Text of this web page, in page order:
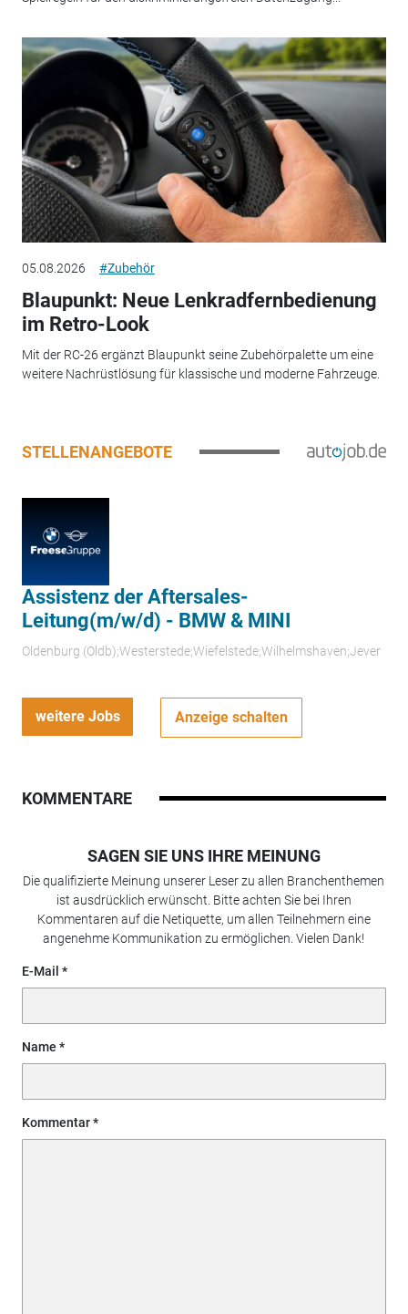
05.08.2026 #Zubehör
Blaupunkt: Neue Lenkradfernbedienung
im Retro-Look
Mit der RC-26 ergänzt Blaupunkt seine Zubehörpalette um eine
weitere Nachrüstlösung für klassische und moderne Fahrzeuge.
STELLENANGEBOTE
Assistenz der Aftersales-
Leitung(m/w/d) - BMW & MINI
Oldenburg (Oldb);Westerstede;Wiefelstede;Wilhelmshaven;Jever
weitere Jobs Anzeige schalten
KOMMENTARE
SAGEN SIE UNS IHRE MEINUNG
Die qualifizierte Meinung unserer Leser zu allen Branchenthemen
ist ausdrücklich erwünscht. Bitte achten Sie bei Ihren
Kommentaren auf die Netiquette, um allen Teilnehmern eine
angenehme Kommunikation zu ermöglichen. Vielen Dank!
E-Mail
Name
Kommentar